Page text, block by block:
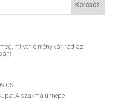
milyen élmény vár rád az
A szakma ünnepe